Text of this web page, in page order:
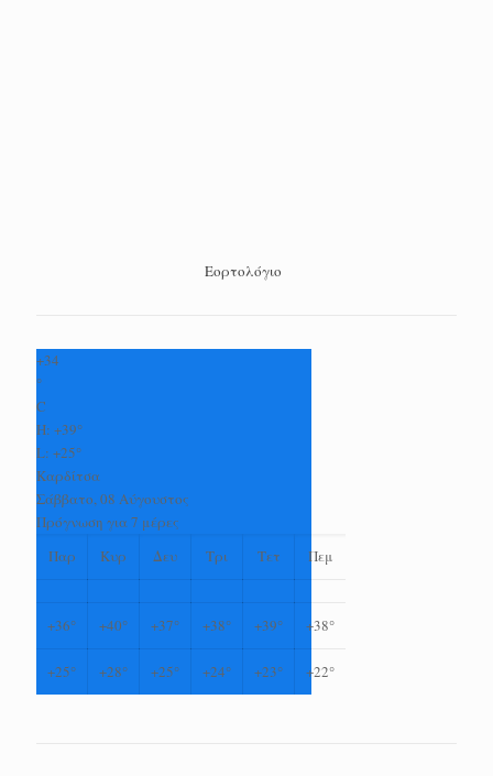
Εορτολόγιο
+34
°
C
H: +39°
L: +25°
Καρδίτσα
Σάββατο, 08 Αύγουστος
Πρόγνωση για 7 μέρες
Παρ
Κυρ Δευ Τρι Τετ Πεμ
+36° +40° +37° +38° +39° +38°
+25° +28° +25° +24° +23° +22°